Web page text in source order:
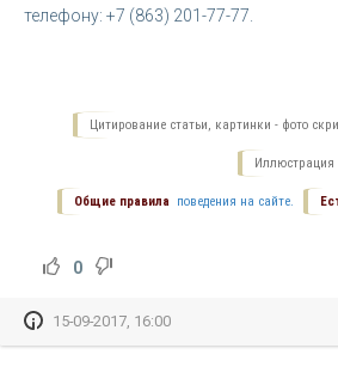
телефону: +7 (863) 201-77-77.
Цитирование статьи, картинки - фото
Иллюстрация
Общие правила поведения на сайте.
0
15-09-2017, 16:00